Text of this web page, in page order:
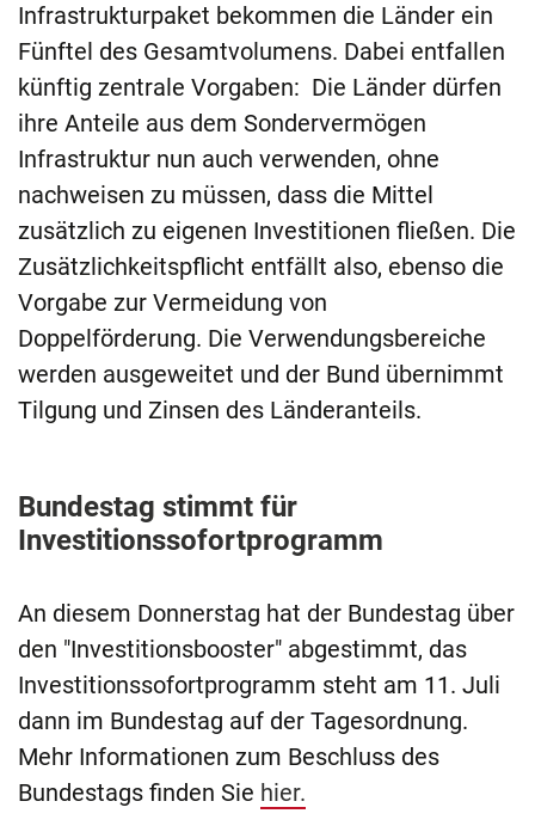
Infrastrukturpaket bekommen die Länder ein
Fünftel des Gesamtvolumens. Dabei entfallen
künftig zentrale Vorgaben: Die Länder dürfen
ihre Anteile aus dem Sondervermögen
Infrastruktur nun auch verwenden, ohne
nachweisen zu müssen, dass die Mittel
zusätzlich zu eigenen Investitionen fließen. Die
Zusätzlichkeitspflicht entfällt also, ebenso die
Vorgabe zur Vermeidung von
Doppelförderung. Die Verwendungsbereiche
werden ausgeweitet und der Bund übernimmt
Tilgung und Zinsen des Länderanteils.
Bundestag stimmt für
Investitionssofortprogramm
An diesem Donnerstag hat der Bundestag über
den "Investitionsbooster" abgestimmt, das
Investitionssofortprogramm steht am 11. Juli
dann im Bundestag auf der Tagesordnung.
Mehr Informationen zum Beschluss des
Bundestags finden Sie hier.